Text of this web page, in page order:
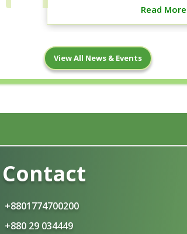
Read More
বিএসসি ইন নার্সিং ১ম বর্ষ (নতুন কারিকুলাম), ১ম,
২য়, ৩য় ও ৪র্থ বর্ষ (পুরাতন ...
Read More
Read More
Apr
View All News & Events
Contact
+8801774700200
+880 29 034449